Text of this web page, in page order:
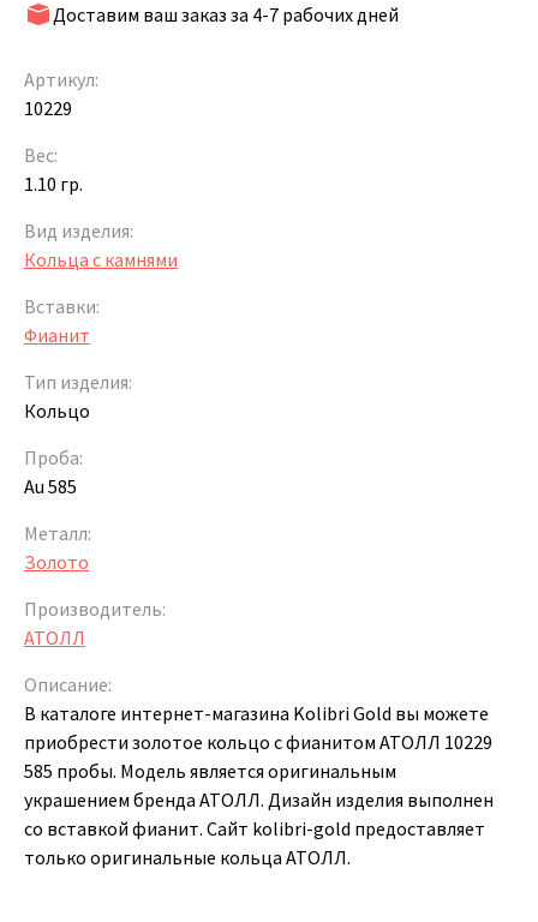
Доставим ваш заказ за 4-7 рабочих дней
Артикул:
10229
Вес:
1.10 гр.
Вид изделия:
Кольца с камнями
Вставки:
Фианит
Тип изделия:
Кольцо
Проба:
Au 585
Металл:
Золото
Производитель:
АТОЛЛ
Описание:
В каталоге интернет-магазина Kolibri Gold вы можете
приобрести золотое кольцо с фианитом АТОЛЛ 10229
585 пробы. Модель является оригинальным
украшением бренда АТОЛЛ. Дизайн изделия выполнен
со вставкой фианит. Сайт kolibri-gold предоставляет
только оригинальные кольца АТОЛЛ.